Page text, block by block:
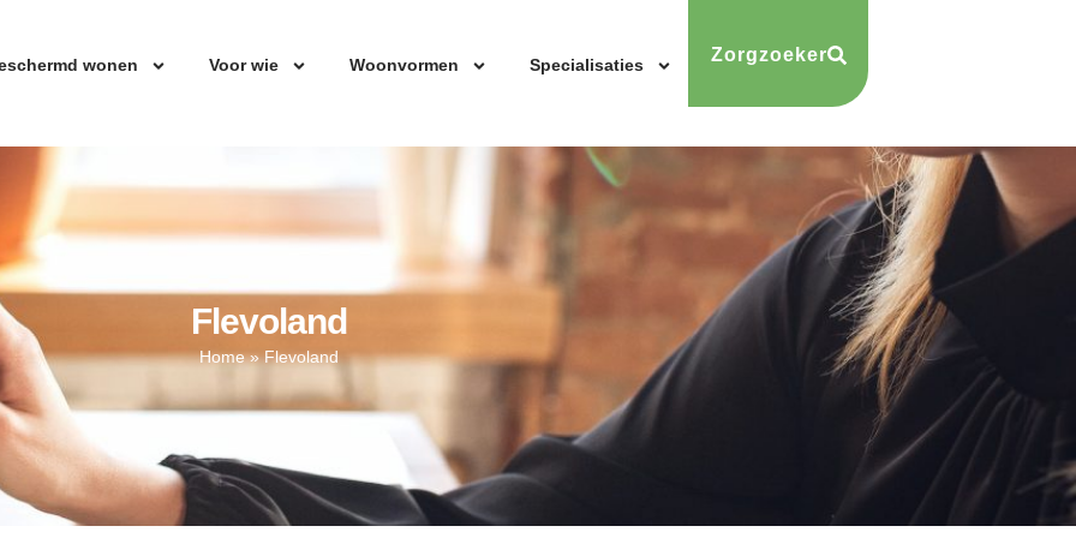
wonen Voor wie Woonvormen Specialisaties Zorgzoeker
Flevoland
Home»Flevoland